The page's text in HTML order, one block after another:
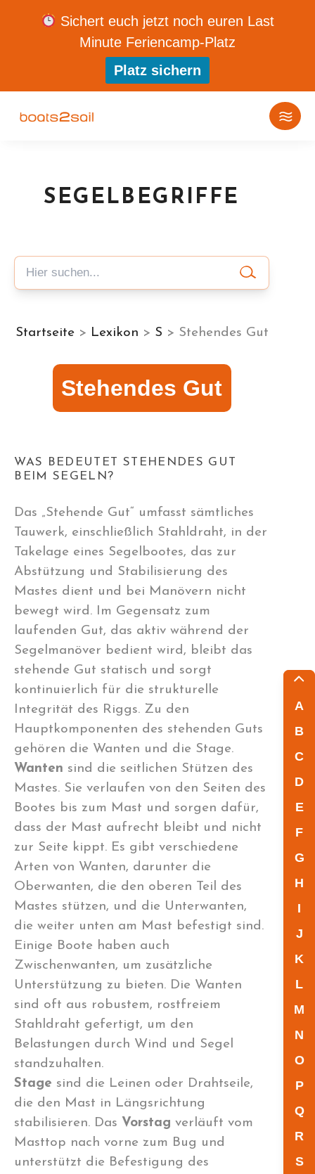
A
B
C
D
E
F
G
H
I
J
K
L
M
N
O
P
Q
R
S
SEGELBEGRIFFE
Startseite> Lexikon > S > Stehendes Gut
Stehendes Gut
WAS BEDEUTET STEHENDES GUT
BEIM SEGELN?
Das „Stehende Gut“ umfasst sämtliches
Tauwerk, einschließlich Stahldraht, in der
Takelage eines Segelbootes, das zur
Abstützung und Stabilisierung des
Mastes dient und bei Manövern nicht
bewegt wird. Im Gegensatz zum
laufenden Gut, das aktiv während der
Segelmanöver bedient wird, bleibt das
stehende Gut statisch und sorgt
kontinuierlich für die strukturelle
Integrität des Riggs. Zu den
Hauptkomponenten des stehenden Guts
gehören die Wanten und die Stage.
Wanten sind die seitlichen Stützen des
Mastes. Sie verlaufen von den Seiten des
Bootes bis zum Mast und sorgen dafür,
dass der Mast aufrecht bleibt und nicht
zur Seite kippt. Es gibt verschiedene
Arten von Wanten, darunter die
Oberwanten, die den oberen Teil des
Mastes stützen, und die Unterwanten,
die weiter unten am Mast befestigt sind.
Einige Boote haben auch
Zwischenwanten, um zusätzliche
Unterstützung zu bieten. Die Wanten
sind oft aus robustem, rostfreiem
Stahldraht gefertigt, um den
Belastungen durch Wind und Segel
standzuhalten.
Stage sind die Leinen oder Drahtseile,
die den Mast in Längsrichtung
stabilisieren. Das Vorstag verläuft vom
Masttop nach vorne zum Bug und
unterstützt die Befestigung des
Sichert euch jetzt noch euren Last
Minute Feriencamp-Platz
Platz sichern